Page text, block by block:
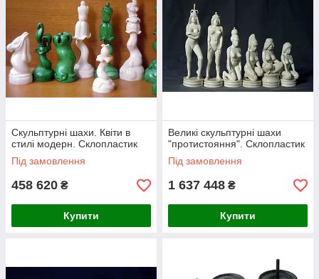
Скульптурні шахи. Квіти в
стилі модерн. Склопластик
Під замовлення
458 620 ₴
Купити
Великі скульптурні шахи
"протистояння". Склопластик
Під замовлення
1 637 448 ₴
Купити